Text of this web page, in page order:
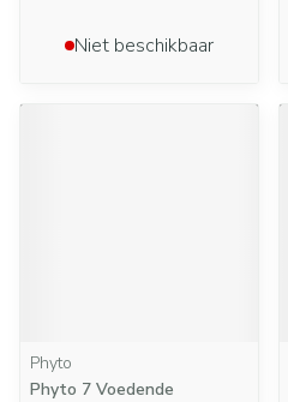
Niet beschikbaar
Phyto
Phyto 7 Voedende